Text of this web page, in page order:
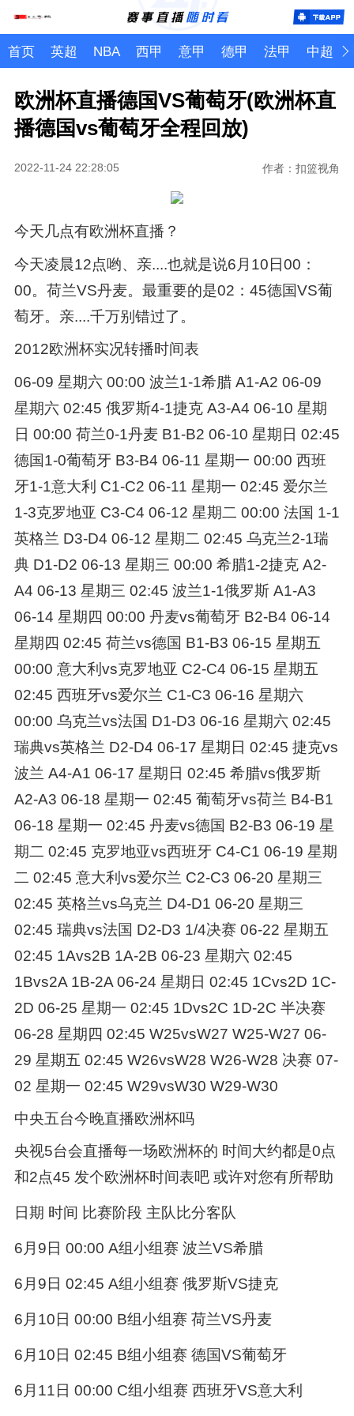
首页 英超 NBA 西甲 意甲 德甲 法甲 中超
欧洲杯直播德国VS葡萄牙(欧洲杯直
播德国vs葡萄牙全程回放)
2022-11-24 22:28:05 作者：扣篮视角
今天几点有欧洲杯直播？
今天凌晨12点哟、亲....也就是说6月10日00：
00。荷兰VS丹麦。最重要的是02：45德国VS葡
萄牙。亲....千万别错过了。
2012欧洲杯实况转播时间表
06-09 星期六 00:00 波兰1-1希腊 A1-A2 06-09
星期六 02:45 俄罗斯4-1捷克 A3-A4 06-10 星期
日 00:00 荷兰0-1丹麦 B1-B2 06-10 星期日 02:45
德国1-0葡萄牙 B3-B4 06-11 星期一 00:00 西班
牙1-1意大利 C1-C2 06-11 星期一 02:45 爱尔兰
1-3克罗地亚 C3-C4 06-12 星期二 00:00 法国 1-1
英格兰 D3-D4 06-12 星期二 02:45 乌克兰2-1瑞
典 D1-D2 06-13 星期三 00:00 希腊1-2捷克 A2-
A4 06-13 星期三 02:45 波兰1-1俄罗斯 A1-A3
06-14 星期四 00:00 丹麦vs葡萄牙 B2-B4 06-14
星期四 02:45 荷兰vs德国 B1-B3 06-15 星期五
00:00 意大利vs克罗地亚 C2-C4 06-15 星期五
02:45 西班牙vs爱尔兰 C1-C3 06-16 星期六
00:00 乌克兰vs法国 D1-D3 06-16 星期六 02:45
瑞典vs英格兰 D2-D4 06-17 星期日 02:45 捷克vs
波兰 A4-A1 06-17 星期日 02:45 希腊vs俄罗斯
A2-A3 06-18 星期一 02:45 葡萄牙vs荷兰 B4-B1
06-18 星期一 02:45 丹麦vs德国 B2-B3 06-19 星
期二 02:45 克罗地亚vs西班牙 C4-C1 06-19 星期
二 02:45 意大利vs爱尔兰 C2-C3 06-20 星期三
02:45 英格兰vs乌克兰 D4-D1 06-20 星期三
02:45 瑞典vs法国 D2-D3 1/4决赛 06-22 星期五
02:45 1Avs2B 1A-2B 06-23 星期六 02:45
1Bvs2A 1B-2A 06-24 星期日 02:45 1Cvs2D 1C-
2D 06-25 星期一 02:45 1Dvs2C 1D-2C 半决赛
06-28 星期四 02:45 W25vsW27 W25-W27 06-
29 星期五 02:45 W26vsW28 W26-W28 决赛 07-
02 星期一 02:45 W29vsW30 W29-W30
中央五台今晚直播欧洲杯吗
央视5台会直播每一场欧洲杯的 时间大约都是0点
和2点45 发个欧洲杯时间表吧 或许对您有所帮助
日期 时间 比赛阶段 主队比分客队
6月9日 00:00 A组小组赛 波兰VS希腊
6月9日 02:45 A组小组赛 俄罗斯VS捷克
6月10日 00:00 B组小组赛 荷兰VS丹麦
6月10日 02:45 B组小组赛 德国VS葡萄牙
6月11日 00:00 C组小组赛 西班牙VS意大利